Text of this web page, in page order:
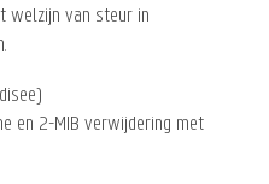
welzijn van steur in
en 2-MIB verwijdering met